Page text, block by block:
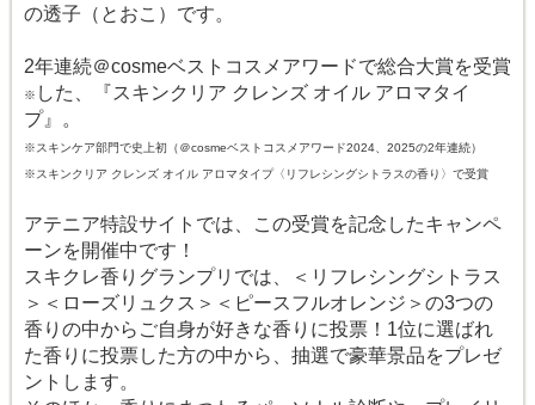
の透子（とおこ）です。
2年連続＠cosmeベストコスメアワードで総合大賞を受賞
※ した、『スキンクリア クレンズ オイル アロマタイ
プ』。
※スキンケア部門で史上初（＠cosmeベストコスメアワード2024、2025の2年連続）
※スキンクリア クレンズ オイル アロマタイプ〈リフレシングシトラスの香り〉で受賞
アテニア特設サイトでは、この受賞を記念したキャンペ
ーンを開催中です！
スキクレ香りグランプリでは、＜リフレシングシトラス
＞＜ローズリュクス＞＜ピースフルオレンジ＞の3つの
香りの中からご自身が好きな香りに投票！1位に選ばれ
た香りに投票した方の中から、抽選で豪華景品をプレゼ
ントします。